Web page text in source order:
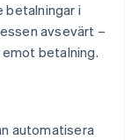
betalningar i
avsevärt –
betalning.
automatisera